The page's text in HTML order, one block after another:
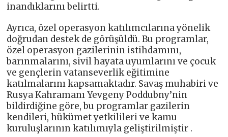
inandıklarını belirtti.
Ayrıca, özel operasyon katılımcılarına yönelik
doğrudan destek de görüşüldü. Bu programlar,
özel operasyon gazilerinin istihdamını,
barınmalarını, sivil hayata uyumlarını ve çocuk
ve gençlerin vatanseverlik eğitimine
katılmalarını kapsamaktadır. Savaş muhabiri ve
Rusya Kahramanı Yevgeny Poddubny’nin
bildirdiğine göre, bu programlar gazilerin
kendileri, hükümet yetkilileri ve kamu
kuruluşlarının katılımıyla geliştirilmiştir .